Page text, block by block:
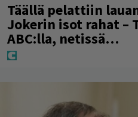
Täällä pelattiin
Jokerin isot rahat –
ABC:lla, netissä…